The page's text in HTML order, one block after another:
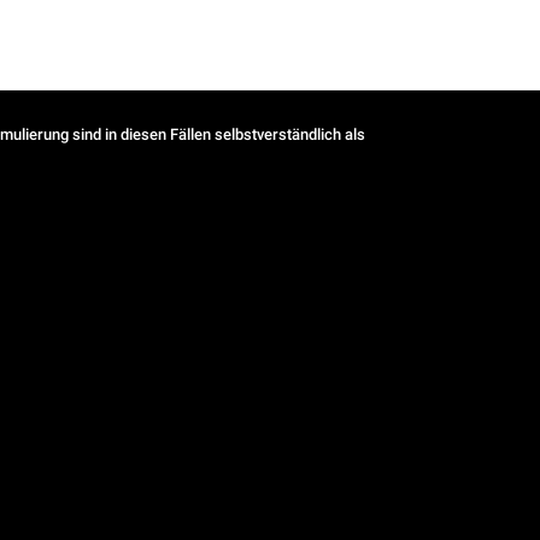
sind in diesen Fällen selbstverständlich als